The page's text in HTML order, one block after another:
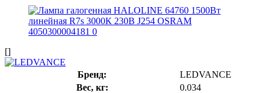
[]
Бренд:
LEDVANCE
Вес, кг:
0.034